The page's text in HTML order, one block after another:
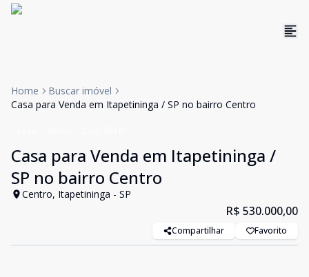
Home
Buscar imóvel
Casa para Venda em Itapetininga / SP no bairro Centro
Casa para Venda em Itapetininga /
SP no bairro Centro
Centro, Itapetininga - SP
R$ 530.000,00
Compartilhar Favorito